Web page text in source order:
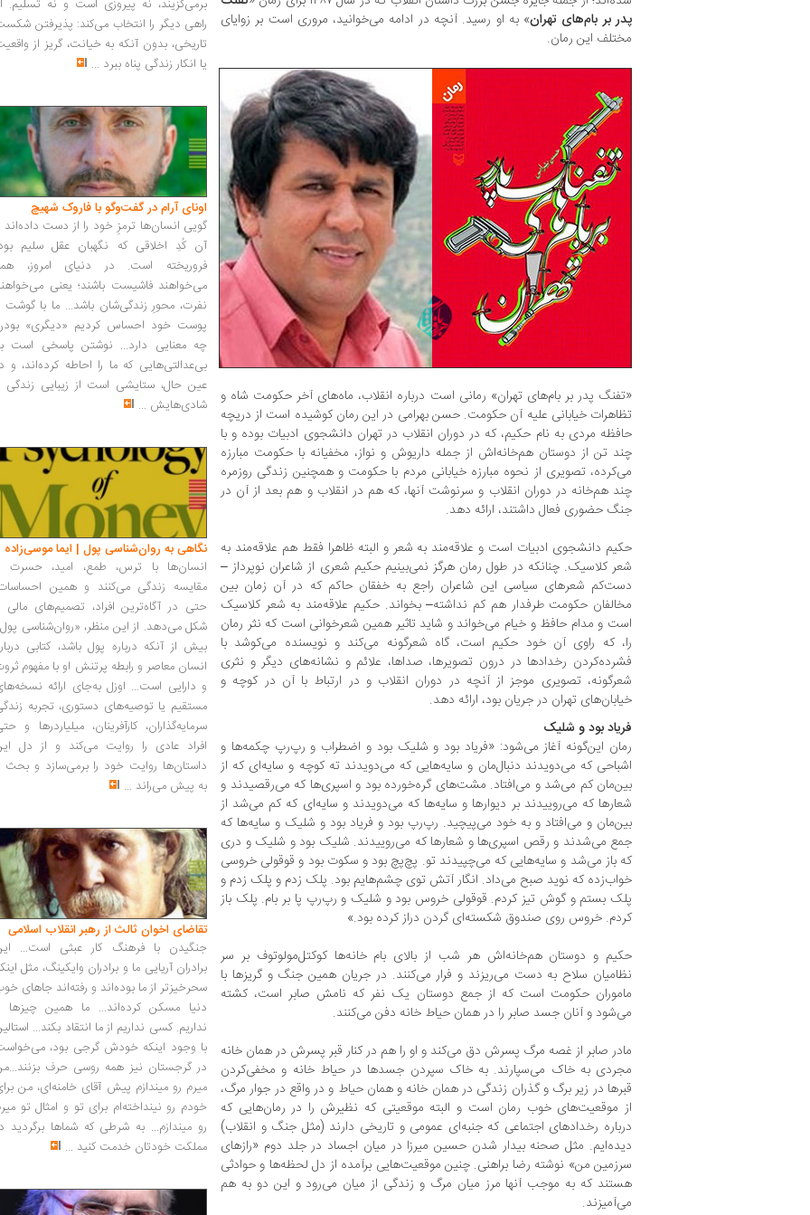
پدر بر بام‌های تهران» به او رسید. آنچه در ادامه می‌خوانید، مروری است بر زوایای
مختلف این رمان.
«تفنگ پدر بر بام‌های تهران» رمانی است درباره انقلاب، ماه‌های آخر حکومت شاه و
تظاهرات خیابانی علیه آن حکومت. حسن بهرامی در این رمان کوشیده است از دریچه
حافظه مردی به نام حکیم، که در دوران انقلاب در تهران دانشجوی ادبیات بوده و با
چند تن از دوستان هم‌خانه‌اش از جمله داریوش و نواز، مخفیانه با حکومت مبارزه
می‌کرده، تصویری از نحوه مبارزه خیابانی مردم با حکومت و همچنین زندگی روزمره
چند هم‌خانه در دوران انقلاب و سرنوشت آنها، که هم در انقلاب و هم بعد از آن در
جنگ حضوری فعال داشتند، ارائه دهد.
حکیم دانشجوی ادبیات است و علاقه‌مند به شعر و البته ظاهرا فقط هم علاقه‌مند به
شعر کلاسیک. چنانکه در طول رمان هرگز نمی‌بینیم حکیم شعری از شاعران نوپرداز –
دست‌کم شعرهای سیاسی این شاعران راجع به خفقان حاکم که در آن زمان بین
مخالفان حکومت طرفدار هم کم نداشته– بخواند. حکیم علاقه‌مند به شعر کلاسیک
است و مدام حافظ و خیام می‌خواند و شاید تاثیر همین شعرخوانی است که نثر رمان
را، که راوی آن خود حکیم است، گاه شعرگونه‌ می‌کند و نویسنده می‌کوشد با
فشرده‌کردن رخدادها در درون تصویرها، صداها، علائم و نشانه‌های دیگر و نثری
شعرگونه، تصویری موجز از آنچه در دوران انقلاب و در ارتباط با آن در کوچه و
خیابان‌های تهران در جریان بود، ارائه دهد.
فریاد بود و شلیک
رمان این‌گونه آغاز می‌شود: «فریاد بود و شلیک بود و اضطراب و رپ‌رپ چکمه‌ها و
اشباحی که می‌دویدند دنبال‌مان و سایه‌هایی که می‌دویدند ته کوچه و سایه‌ای که از
بین‌مان کم می‌شد و می‌افتاد. مشت‌های گره‌خورده بود و اسپری‌ها که می‌رقصیدند و
شعارها که می‌روییدند بر دیوارها و سایه‌ها که می‌دویدند و سایه‌ای که کم می‌شد از
بین‌مان و می‌افتاد و به خود می‌پیچید. رپ‌رپ بود و فریاد بود و شلیک و سایه‌ها که
جمع می‌شدند و رقص اسپری‌ها و شعارها که می‌روییدند. شلیک بود و شلیک و دری
که باز می‌شد و سایه‌هایی که می‌چپیدند تو. پچ‌پچ بود و سکوت بود و قوقولی خروسی
خواب‌زده که نوید صبح می‌داد. انگار آتش توی چشم‌هایم بود. پلک زدم و پلک زدم و
پلک بستم و گوش تیز کردم. قوقولی خروس بود و شلیک و رپ‌رپ پا بر بام. پلک باز
کردم. خروس روی صندوق شکسته‌ای گردن دراز کرده بود.»
حکیم و دوستان هم‌خانه‌ا‌ش هر شب از بالای بام خانه‌ها کوکتل‌مولوتوف بر سر
نظامیان سلاح به دست می‌ریزند و فرار می‌کنند. در جریان همین جنگ و گریزها با
ماموران حکومت است که از جمع دوستان یک نفر که نامش صابر است، کشته
می‌شود و آنان جسد صابر را در همان حیاط خانه دفن می‌کنند.
مادر صابر از غصه مرگ پسرش دق می‌کند و او را هم در کنار قبر پسرش در همان خانه
مجردی به خاک می‌سپارند. به خاک سپردن جسدها در حیاط خانه و مخفی‌کردن
قبرها در زیر برگ و گذران زندگی در همان خانه و همان حیاط و در واقع در جوار مرگ،
از موقعیت‌های خوب رمان است و البته موقعیتی که نظیرش را در رمان‌هایی که
درباره رخدادهای اجتماعی که جنبه‌ای عمومی و تاریخی دارند (مثل جنگ و انقلاب)
دیده‌ایم. مثل صحنه بیدار شدن حسین میرزا در میان اجساد در جلد دوم «رازهای
سرزمین من» نوشته رضا براهنی. چنین موقعیت‌هایی برآمده از دل لحظه‌ها و حوادثی
هستند که به موجب آنها مرز میان مرگ و زندگی از میان می‌رود و این دو به هم
می‌آمیزند.
برمی‌گزیند، نه پیروزی است و نه تسلیم.
راهی دیگر را انتخاب می‌کند: پذیرفتن
تاریخی، بدون آنکه به خیانت، گریز از
یا انکار زندگی پناه ببرد ...
اونای آرام در گفت‌وگو با فاروک شهیچ‭
گویی انسان‌ها ترمزِ خود را از دست داده‌اند
آن کُدِ اخلاقی که نگهبان عقل سلیم
فروریخته است. در دنیای امروز،
می‌خواهند فاشیست باشند؛ یعنی
نفرت، محورِ زندگی‌شان باشد... ما با گوشت
پوست خود احساس کردیم «دیگری»
چه معنایی دارد... نوشتن پاسخی است
بی‌عدالتی‌هایی که ما را احاطه کرده‌اند، و
عین حال، ستایشی است از زیبایی زندگی
شادی‌هایش ...
نگاهی به روان‌شناسی پول | ایما موسی‌زاده
انسان‌ها با ترس، طمع، امید، حسرت
مقایسه زندگی می‌کنند و همین
حتی در آگاه‌ترین افراد، تصمیم‌های مالی
شکل می‌دهد. از این منظر، «روان‌شناسی
بیش از آنکه درباره پول باشد، کتابی
انسان معاصر و رابطه پرتنش او با مفهوم
و دارایی است... اوزل به‌جای ارائه
مستقیم یا توصیه‌های دستوری، تجربه
سرمایه‌گذاران، کارآفرینان، میلیاردرها و
افراد عادی را روایت می‌کند و از دل
داستان‌ها روایت خود را برمی‌سازد و بحث
به پیش می‌راند ...
تقاضای اخوان ثالث از رهبر انقلاب اسلامی
جنگیدن با فرهنگ کار عبثی است...
برادران آریایی ما و برادران وایکینگ، مثل
سحرخیزتر از ما بوده‌اند و رفته‌اند جاهای
دنیا مسکن کرده‌اند... ما همین چیزها
نداریم. کسی نداریم از ما انتقاد بکند...
با وجود اینکه خودش گرجی بود،
در گرجستان نیز همه روسی حرف
میرم رو میندازم پیش آقای خامنه‌ای، من
خودم رو نینداخته‌ام برای تو و امثال تو
رو میندازم... به شرطی که شماها برگردید
مملکت خودتان خدمت کنید ...